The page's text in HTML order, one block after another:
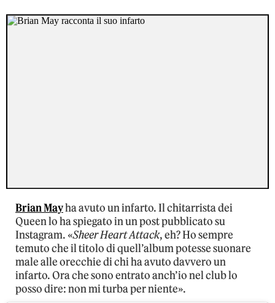
Brian Mayha avuto un infarto. Il chitarrista dei
Queen lo ha spiegato in un post pubblicato su
Instagram. «Sheer Heart Attack, eh? Ho sempre
temuto che il titolo di quell’album potesse suonare
male alle orecchie di chi ha avuto davvero un
infarto. Ora che sono entrato anch’io nel club lo
posso dire: non mi turba per niente».